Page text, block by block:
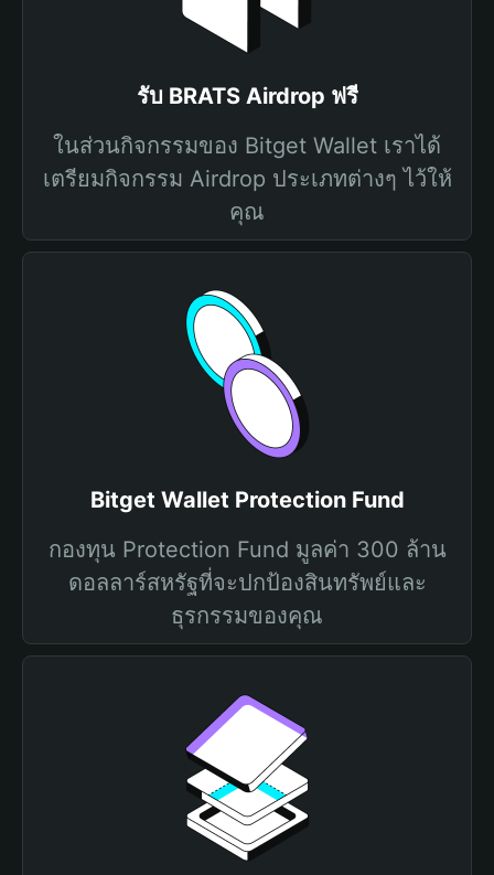
รับ BRATS Airdrop ฟรี
ในส่วนกิจกรรมของ Bitget Wallet เราได้
เตรียมกิจกรรม Airdrop ประเภทต่างๆ ไว้ให้
คุณ
Bitget Wallet Protection Fund
กองทุน Protection Fund มูลค่า 300 ล้าน
ดอลลาร์สหรัฐที่จะปกป้องสินทรัพย์และ
ธุรกรรมของคุณ